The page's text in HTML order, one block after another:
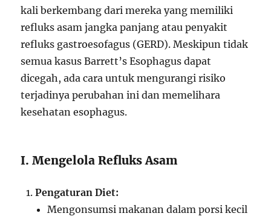
kali berkembang dari mereka yang memiliki
refluks asam jangka panjang atau penyakit
refluks gastroesofagus (GERD). Meskipun tidak
semua kasus Barrett’s Esophagus dapat
dicegah, ada cara untuk mengurangi risiko
terjadinya perubahan ini dan memelihara
kesehatan esophagus.
I. Mengelola Refluks Asam
Pengaturan Diet:
Mengonsumsi makanan dalam porsi kecil